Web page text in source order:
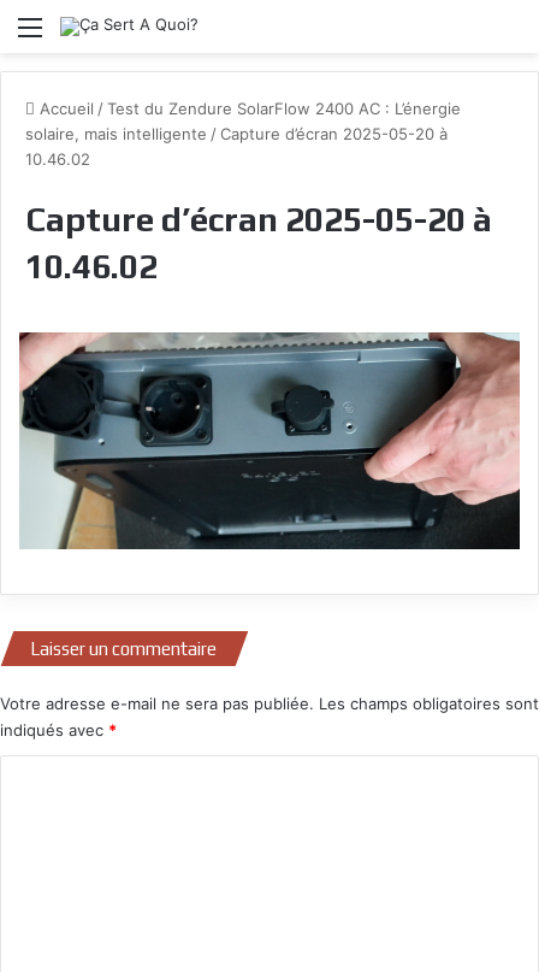
Menu
Accueil /Test du Zendure SolarFlow 2400 AC : L’énergie
solaire, mais intelligente /Capture d’écran 2025-05-20 à
10.46.02
Capture d’écran 2025-05-20 à
10.46.02
Laisser un commentaire
Votre adresse e-mail ne sera pas publiée. Les champs obligatoires sont
indiqués avec *